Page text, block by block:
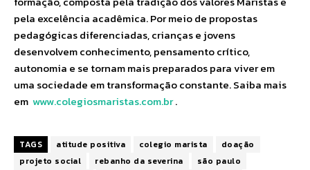
pela excelência acadêmica. Por meio de propostas
pedagógicas diferenciadas, crianças e jovens
desenvolvem conhecimento, pensamento crítico,
autonomia e se tornam mais preparados para viver em
uma sociedade em transformação constante. Saiba mais
em www.colegiosmaristas.com.br.
TAGS atitude positiva colegio marista
doação
projeto social
rebanho da severina
são paulo